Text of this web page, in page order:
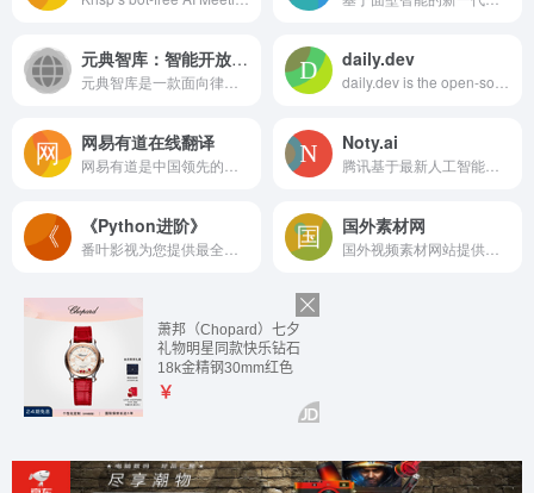
元典智库：智能开放的法律搜索引擎 daily.dev
网易有道在线翻译 Noty.ai
《Python进阶》 国外素材网